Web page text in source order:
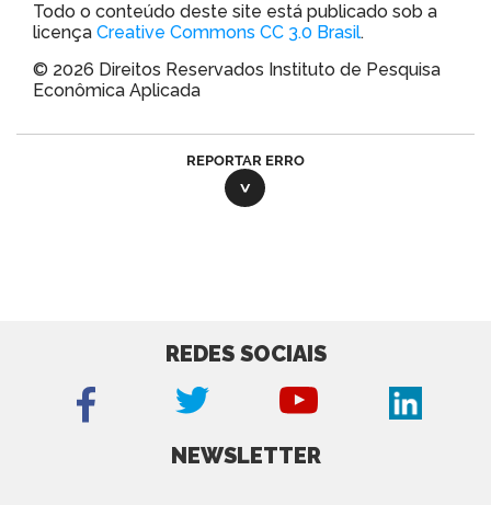
Todo o conteúdo deste site está publicado sob a
licença Creative Commons CC 3.0 Brasil.
© 2026 Direitos Reservados Instituto de Pesquisa
Econômica Aplicada
REPORTAR ERRO
REDES SOCIAIS
NEWSLETTER